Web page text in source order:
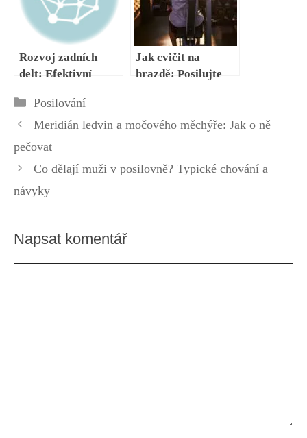
Rozvoj zadních
delt: Efektivní
Jak cvičit na
hrazdě: Posilujte
Rubriky
Posilování
Meridián ledvin a močového měchýře: Jak o ně
pečovat
Co dělají muži v posilovně? Typické chování a
návyky
Napsat komentář